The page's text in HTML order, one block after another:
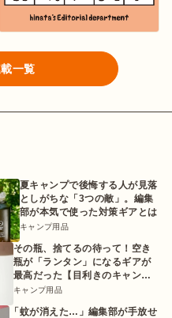
一覧
夏キャンプで後悔する人が見落
としがちな「3つの敵」。編集
部が本気で使った対策ギアとは
キャンプ用品
その瓶、捨てるの待って！空き
瓶が「ランタン」になるギアが
最高だった【目利きのキャンプ
ギア】
キャンプ用品
「蚊が消えた…」編集部が手放せ